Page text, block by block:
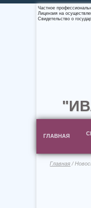
Частное
Лицензия на
Свидетельство о
ГЛАВНАЯ
Главная /